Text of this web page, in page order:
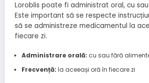
Loroblis poate fi administrat oral, cu
Este important să se respecte
să se administreze medicamentul la
fiecare zi.
Administrare orală: cu sau fără
Frecvență: la aceeași oră în fiecare zi